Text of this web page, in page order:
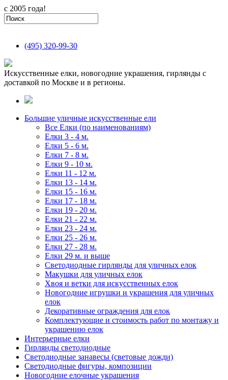
с 2005 года!
(495) 320-99-30
Искусственные елки, новогодние украшения, гирлянды с
доставкой по Москве и в регионы.
Большие уличные искусственные ели
Все Елки (по наименованиям)
Елки 3 - 4 м.
Елки 5 - 6 м.
Елки 7 - 8 м.
Елки 9 - 10 м.
Елки 11 - 12 м.
Елки 13 - 14 м.
Елки 15 - 16 м.
Елки 17 - 18 м.
Елки 19 - 20 м.
Елки 21 - 22 м.
Елки 23 - 24 м.
Елки 25 - 26 м.
Елки 27 - 28 м.
Елки 29 м. и выше
Светодиодные гирлянды для уличных елок
Макушки для уличных елок
Хвоя и ветки для искусственных елок
Новогодние игрушки и украшения для уличных
елок
Декоративные ограждения для елок
Комплектующие и стоимость работ по монтажу и
украшению елок
Интерьерные елки
Гирлянды светодиодные
Светодиодные занавесы (световые дожди)
Светодиодные фигуры, композиции
Новогодние елочные украшения